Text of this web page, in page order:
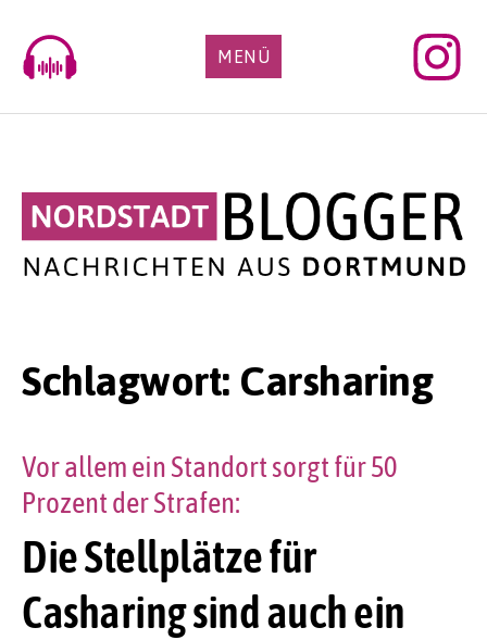
content
MENÜ
Schlagwort: Carsharing
Die Stellplätze für
Casharing sind auch ein
Vor allem ein Standort sorgt für 50
Prozent der Strafen: